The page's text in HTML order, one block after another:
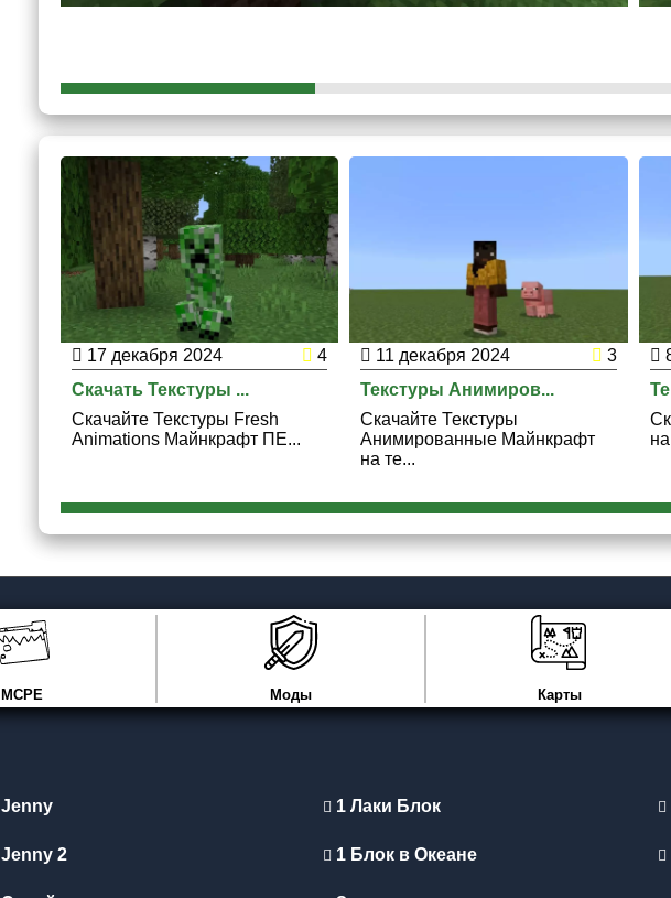
17 декабря 2024
4
Скачать Текстуры ...
Скачайте Текстуры Fresh
Animations Майнкрафт ПЕ...
11 декабря 2024
3
Текстуры Анимиров...
Скачайте Текстуры
Анимированные Майнкрафт
на те...
MCPE Моды Карты
Jenny
Jenny 2
1 Лаки Блок
1 Блок в Океане